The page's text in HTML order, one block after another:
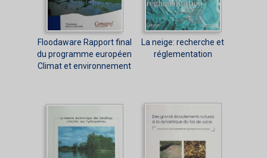
Floodaware Rapport final
du programme européen
Climat et environnement
La neige: recherche et
réglementation